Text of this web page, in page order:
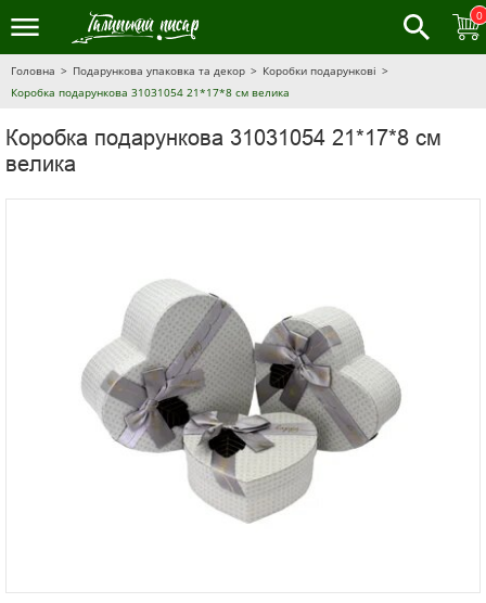
0
Головна Подарункова упаковка та декор
Коробки подарункові
Коробка подарункова 31031054 21*17*8 см велика
Коробка подарункова 31031054 21*17*8 см
велика